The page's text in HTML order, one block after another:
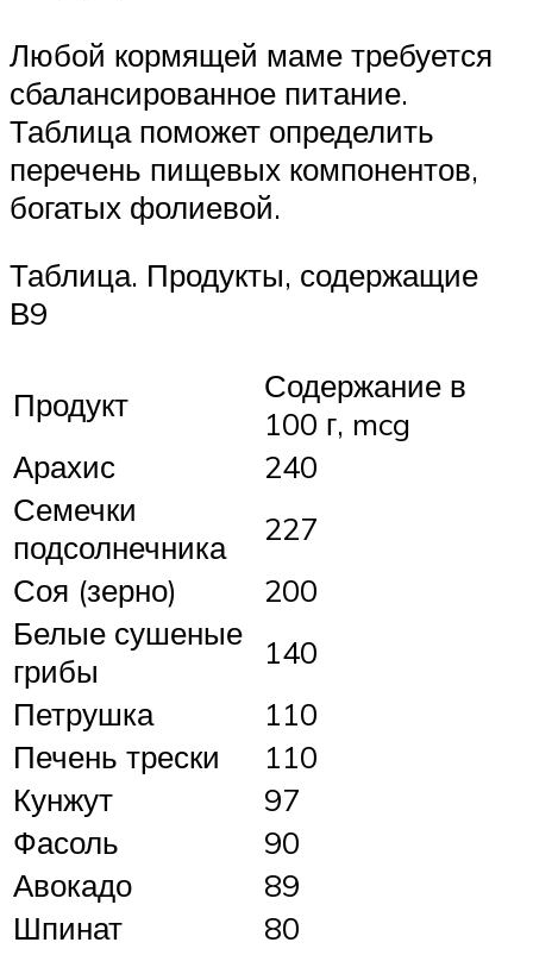
Любой кормящей маме требуется
сбалансированное питание.
Таблица поможет определить
перечень пищевых компонентов,
богатых фолиевой.
Таблица. Продукты, содержащие
В9
Продукт
Содержание в
100 г, mcg
Арахис
240
Семечки
подсолнечника
227
Соя (зерно)
200
Белые сушеные
грибы
140
Петрушка
110
Печень трески
110
Кунжут
97
Фасоль
90
Авокадо
89
Шпинат
80